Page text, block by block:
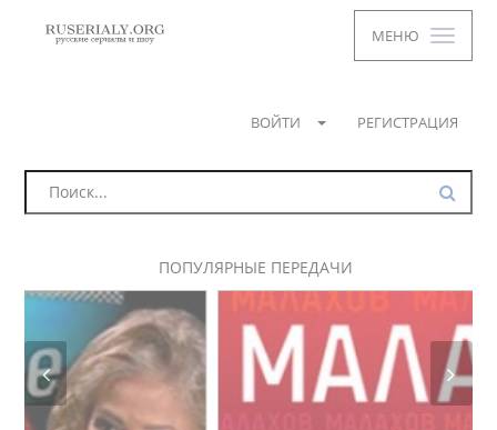
МЕНЮ
ВОЙТИ РЕГИСТРАЦИЯ
ПОПУЛЯРНЫЕ ПЕРЕДАЧИ